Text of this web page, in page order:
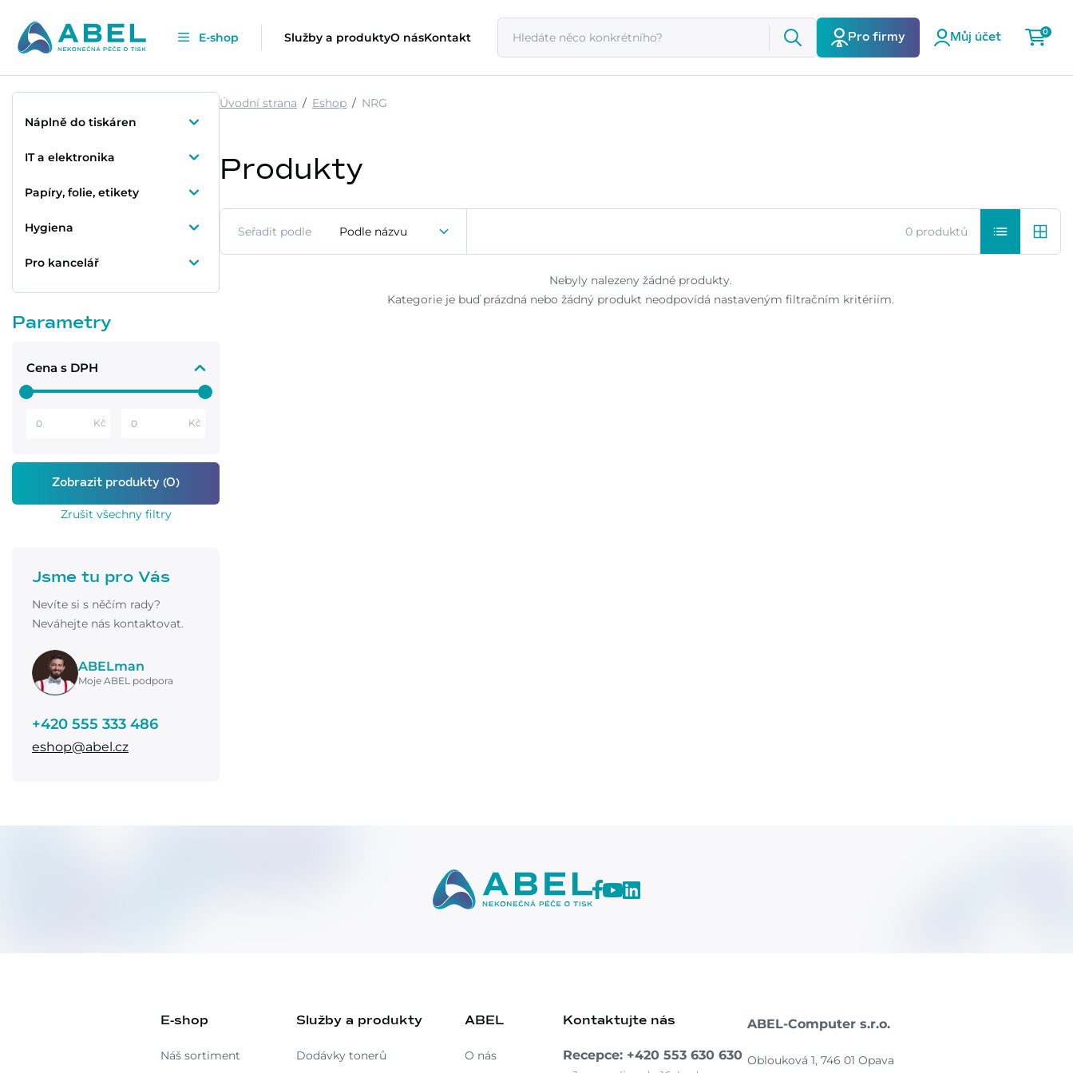
E-shop Služby a produktyO násKontakt Pro firmy Můj účet
0
Náplně do tiskáren
IT a elektronika
Papíry, folie, etikety
Hygiena
Pro kancelář
Parametry
Cena s DPH
Kč Kč
Zrušit všechny filtry
Jsme tu pro Vás
Nevíte si s něčím rady?
Neváhejte nás kontaktovat.
ABELman
Moje ABEL podpora
+420 555 333 486
eshop@abel.cz
Úvodní strana Eshop NRG
Produkty
Seřadit podle Podle názvu 0 produktů
Nebyly nalezeny žádné produkty.
Kategorie je buď prázdná nebo žádný produkt neodpovídá nastaveným filtračním kritériím.
E-shop
Náš sortiment
Služby a produkty
Dodávky tonerů
ABEL
O nás
Kontaktujte nás
Recepce: +420 553 630 630
ABEL-Computer s.r.o.
Oblouková 1, 746 01 Opava